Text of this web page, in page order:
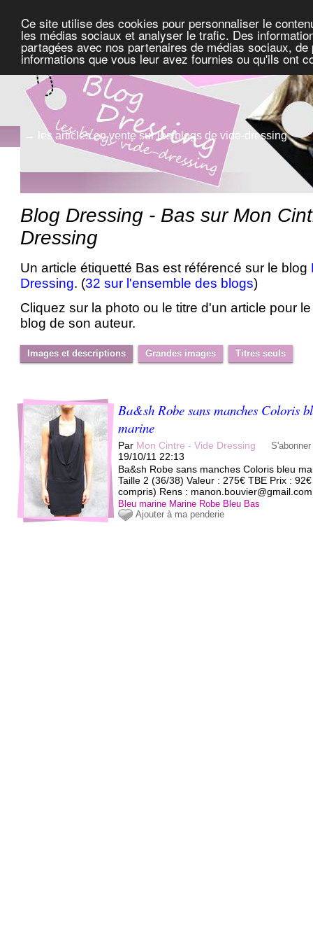
Ce site utilise des cookies pour personnaliser le
les médias sociaux et analyser le trafic. Des
partagées avec nos partenaires de médias sociaux,
informations que vous leur avez fournies ou qu'ils ont
→ les articles en vente sur les blogs de vide-dressing
Blog Dressing - Bas sur Mon
Dressing
Un article étiquetté Bas est référencé sur le blog
Dressing. (32 sur l'ensemble des blogs)
Cliquez sur la photo ou le titre d'un article pour
blog de son auteur.
Images et descriptions Grandes images Titres seuls
Ba&sh Robe sans manches Coloris
marine
Par Mon Cintre - Vide Dressing S'abonner
19/10/11 22:13
Ba&sh Robe sans manches Coloris bleu
Taille 2 (36/38) Valeur : 275€ TBE Prix :
compris) Rens : manon.bouvier@gmail.com
Bleu marine Marine Robe Bleu Bas
Ajouter à ma penderie